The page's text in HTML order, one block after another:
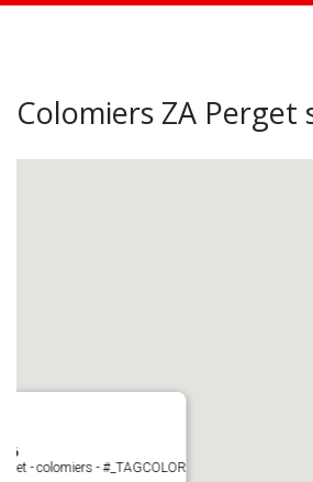
Colomiers ZA Perget
- colomiers - #_TAGCOLOR